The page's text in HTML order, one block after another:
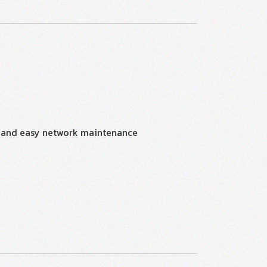
easy network maintenance